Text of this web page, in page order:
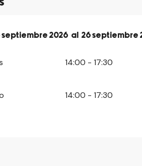
septiembre 2026 al 26 septiembre
septiembre 2026 al 26 septiembre
14:00 - 17:30
14:00 - 17:30